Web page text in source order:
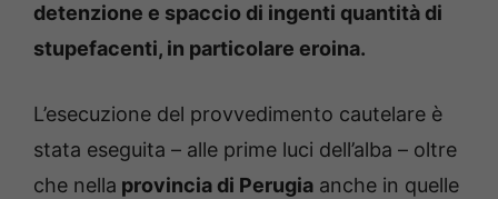
detenzione e spaccio di ingenti quantità di
stupefacenti, in particolare eroina.
L’esecuzione del provvedimento cautelare è
stata eseguita – alle prime luci dell’alba – oltre
che nella provincia di Perugia anche in quelle